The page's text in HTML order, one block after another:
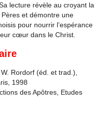
lecture révèle au croyant la
et démontre une
pour nourrir l’espérance
cœur dans le Christ.
Rordorf (éd. et trad.),
1998
des Apôtres, Etudes